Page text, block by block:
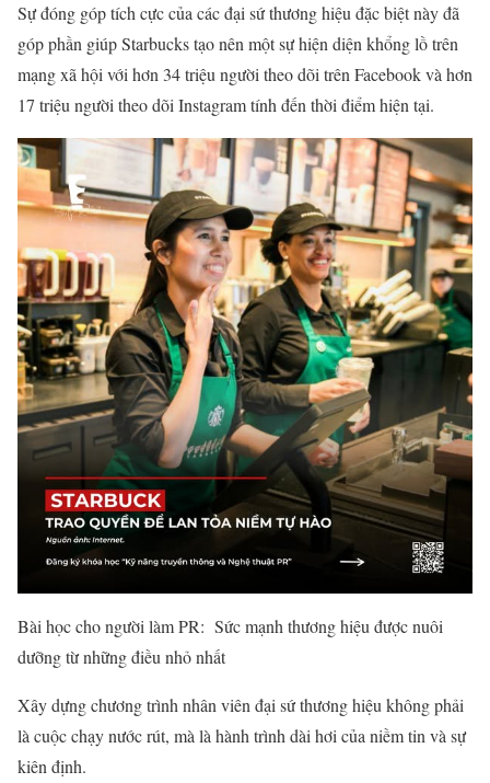
Sự đóng góp tích cực của các đại sứ thương hiệu đặc biệt này đã
góp phần giúp Starbucks tạo nên một sự hiện diện khổng lồ trên
mạng xã hội với hơn 34 triệu người theo dõi trên Facebook và hơn
17 triệu người theo dõi Instagram tính đến thời điểm hiện tại.
Bài học cho người làm PR: Sức mạnh thương hiệu được nuôi
dưỡng từ những điều nhỏ nhất
Xây dựng chương trình nhân viên đại sứ thương hiệu không phải
là cuộc chạy nước rút, mà là hành trình dài hơi của niềm tin và sự
kiên định.